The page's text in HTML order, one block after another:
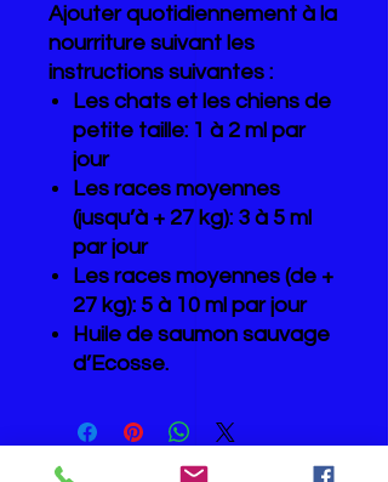
Ajouter quotidiennement à la
nourriture suivant les
instructions suivantes :
Les chats et les chiens de
petite taille: 1 à 2 ml par
jour
Les races moyennes
(jusqu’à + 27 kg): 3 à 5 ml
par jour
Les races moyennes (de +
27 kg): 5 à 10 ml par jour
Huile de saumon sauvage
d’Ecosse.